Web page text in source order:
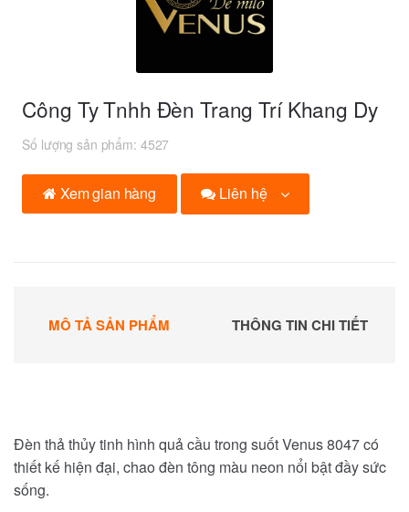
Công Ty Tnhh Đèn Trang Trí Khang Dy
Số lượng sản phẩm: 4527
Xem gian hàng Liên hệ
MÔ TẢ SẢN PHẨM THÔNG TIN CHI TIẾT
Đèn thả thủy tinh hình quả cầu trong suốt Venus 8047 có
thiết kế hiện đại, chao đèn tông màu neon nổi bật đầy sức
sống.